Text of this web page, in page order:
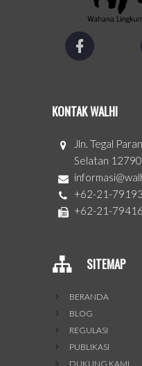
KONTAK WALHI
Jln. Tegal
Selatan
+62-21-
+62-21-
SITEMAP
BERANDA
BLOG
REGULASI
PUBLIKASI
DUKUNG KAMI